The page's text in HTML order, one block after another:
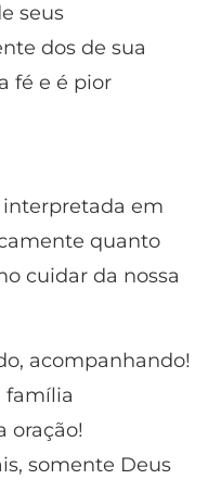
seus
dos de sua
fé e é pior
interpretada em
quanto
cuidar da nossa
acompanhando!
família
oração!
somente Deus